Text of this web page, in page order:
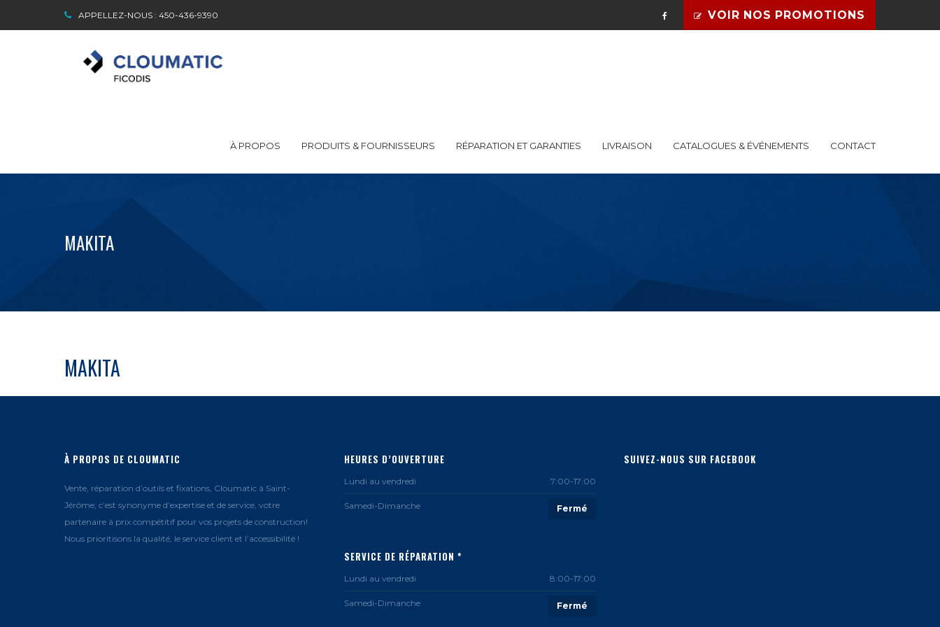
APPELLEZ-NOUS : 450-436-9390 VOIR NOS PROMOTIONS
À PROPOS PRODUITS & FOURNISSEURS RÉPARATION ET GARANTIES LIVRAISON CATALOGUES & ÉVÉNEMENTS CONTACT
MAKITA
MAKITA
À PROPOS DE CLOUMATIC
Vente, réparation d’outils et fixations, Cloumatic à Saint-
Jérôme, c’est synonyme d’expertise et de service, votre
partenaire à prix compétitif pour vos projets de construction!
Nous prioritisons la qualité, le service client et l’accessibilité !
HEURES D’OUVERTURE
Lundi au vendredi 7:00-17:00
Samedi-Dimanche Fermé
SERVICE DE RÉPARATION *
Lundi au vendredi 8:00-17:00
Samedi-Dimanche Fermé
SUIVEZ-NOUS SUR FACEBOOK